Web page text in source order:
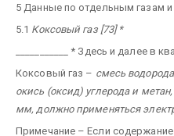
5 Данные по отдельным газам и
5.1 Коксовый газ [73] *
* Здесь и далее в
Коксовый газ – смесь
окись (оксид) углерода и
мм, должно применяться
Примечание – Если